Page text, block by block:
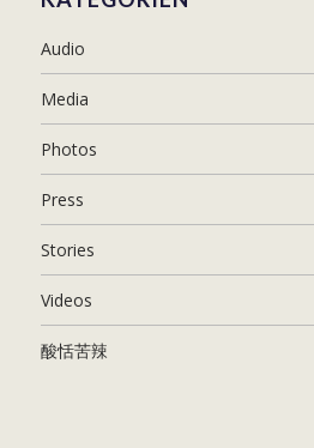
Audio
Media
Photos
Press
Stories
Videos
酸恬苦辣